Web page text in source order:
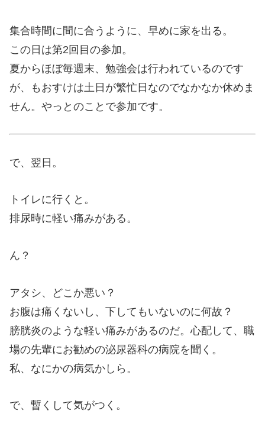
集合時間に間に合うように、早めに家を出る。
この日は第2回目の参加。
夏からほぼ毎週末、勉強会は行われているのです
が、もおすけは土日が繁忙日なのでなかなか休めま
せん。やっとのことで参加です。
で、翌日。
トイレに行くと。
排尿時に軽い痛みがある。
ん？
アタシ、どこか悪い？
お腹は痛くないし、下してもいないのに何故？
膀胱炎のような軽い痛みがあるのだ。心配して、職
場の先輩にお勧めの泌尿器科の病院を聞く。
私、なにかの病気かしら。
で、暫くして気がつく。